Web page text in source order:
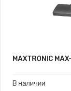
MAXTRONIC
В наличии